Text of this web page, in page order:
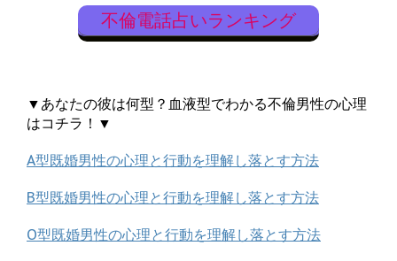
不倫電話占いランキング
▼あなたの彼は何型？血液型でわかる不倫男性の心理
はコチラ！▼
A型既婚男性の心理と行動を理解し落とす方法
B型既婚男性の心理と行動を理解し落とす方法
O型既婚男性の心理と行動を理解し落とす方法